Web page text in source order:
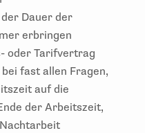
Dauer der
erbringen
oder Tarifvertrag
fast allen Fragen,
auf die
der Arbeitszeit,